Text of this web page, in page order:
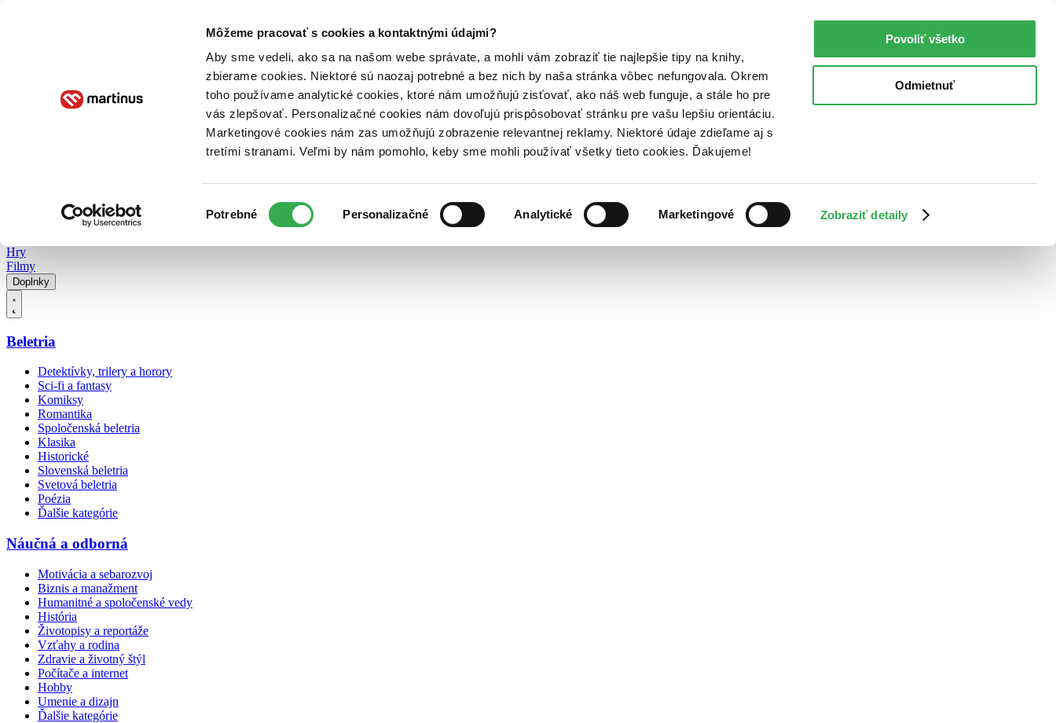
Môžeme pracovať s cookies a kontaktnými údajmi?
Aby sme vedeli, ako sa na našom webe správate, a mohli vám zobraziť tie najlepšie tipy na knihy,
zbierame cookies. Niektoré sú naozaj potrebné a bez nich by naša stránka vôbec nefungovala. Okrem
toho používame analytické cookies, ktoré nám umožňujú zisťovať, ako náš web funguje, a stále ho pre
vás zlepšovať. Personalizačné cookies nám dovoľujú prispôsobovať stránku pre vašu lepšiu orientáciu.
Marketingové cookies nám zas umožňujú zobrazenie relevantnej reklamy. Niektoré údaje zdieľame aj s
tretími stranami. Veľmi by nám pomohlo, keby sme mohli používať všetky tieto cookies. Ďakujeme!
súhlasu
Potrebné Personalizačné Analytické Marketingové Zobraziť detaily
Povoliť všetko
Odmietnuť
Poukážky Kontakt
Hry
Filmy
Doplnky
Beletria
Detektívky, trilery a horory
Sci-fi a fantasy
Komiksy
Romantika
Spoločenská beletria
Klasika
Historické
Slovenská beletria
Svetová beletria
Poézia
Ďalšie kategórie
Náučná a odborná
Motivácia a sebarozvoj
Biznis a manažment
Humanitné a spoločenské vedy
História
Životopisy a reportáže
Vzťahy a rodina
Zdravie a životný štýl
Počítače a internet
Hobby
Umenie a dizajn
Ďalšie kategórie